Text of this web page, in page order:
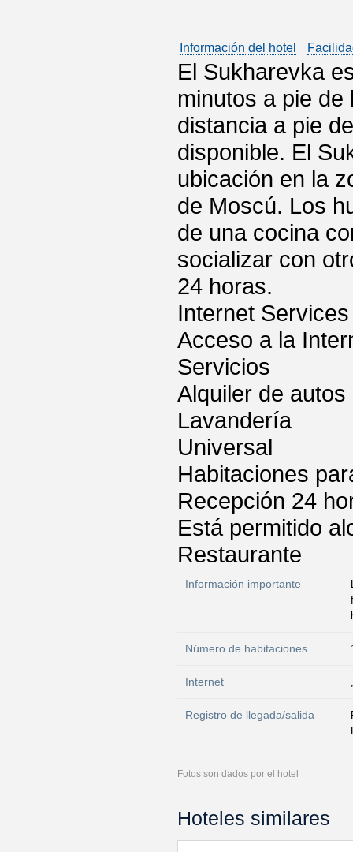
Información del hotel
El Sukharevka
minutos a pie
distancia a pie
disponible. El
ubicación en la
de Moscú. Los
de una cocina
socializar con
24 horas.
Internet Services
Acceso a la
Servicios
Alquiler de autos
Lavandería
Universal
Habitaciones
Recepción 24
Está permitido
Restaurante
Información importante
Número de habitaciones
Internet
Registro de llegada/salida
Fotos son dados por el hotel
Hoteles similares